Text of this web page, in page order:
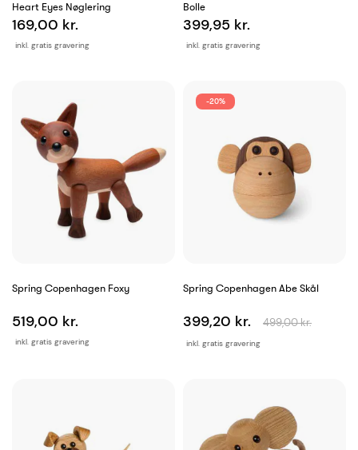
Heart Eyes Nøglering
inkl. gratis gravering
169,00 kr.
Bolle
inkl. gratis gravering
399,95 kr.
Spring Copenhagen Foxy
inkl. gratis gravering
519,00 kr.
Spring Copenhagen Abe Skål
inkl. gratis gravering
399,20 kr. 499,00 kr.
-20%